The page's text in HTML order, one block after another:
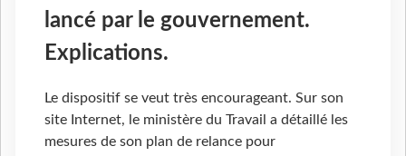
lancé par le gouvernement.
Explications.
Le dispositif se veut très encourageant. Sur son
site Internet, le ministère du Travail a détaillé les
mesures de son plan de relance pour